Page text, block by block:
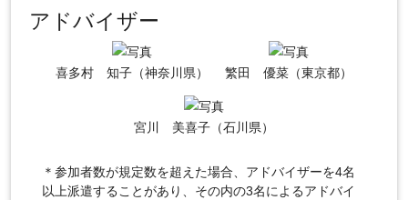
アドバイザー
喜多村 知子（神奈川県） 繁田 優菜（東京都）
宮川 美喜子（石川県）
＊参加者数が規定数を超えた場合、アドバイザーを4名
以上派遣することがあり、その内の3名によるアドバイ